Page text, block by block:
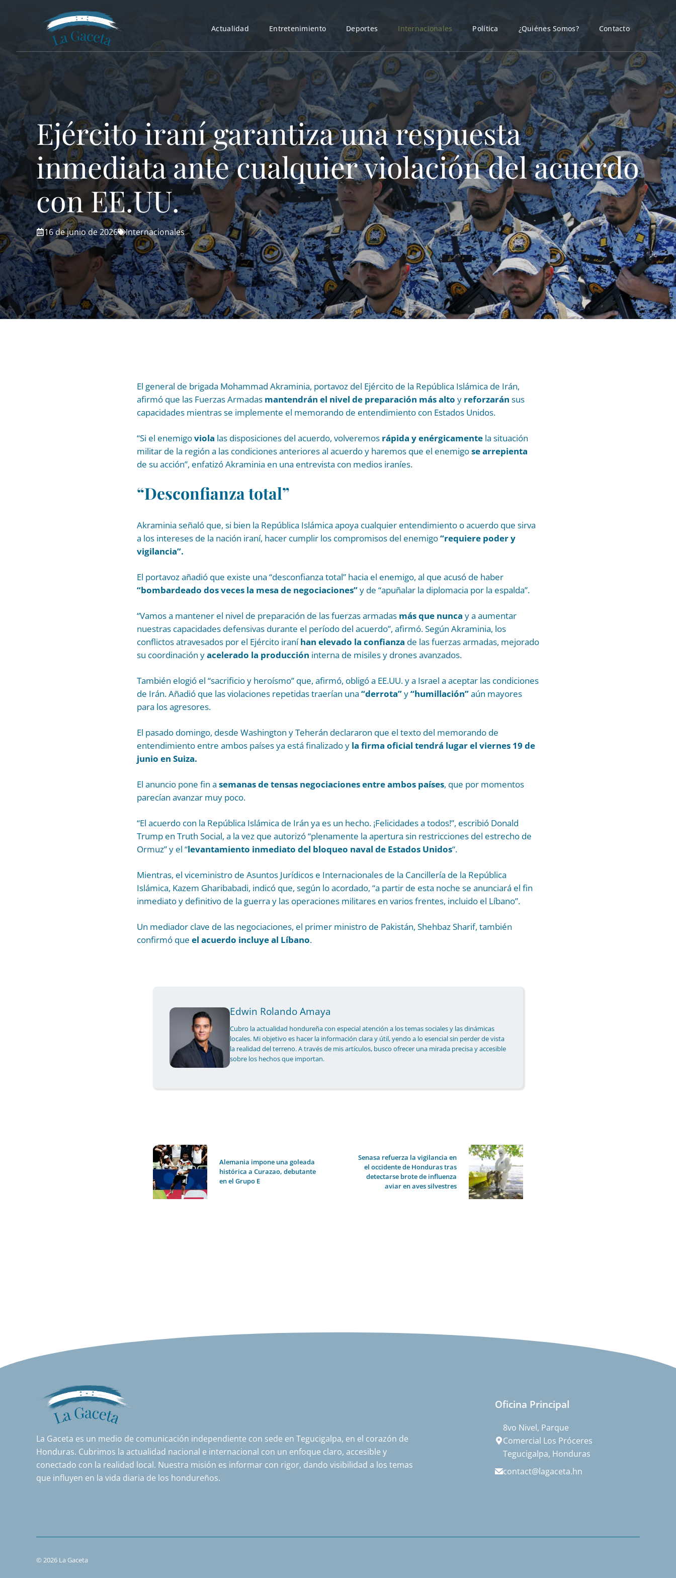
Actualidad Entretenimiento Deportes Internacionales Política ¿Quiénes Somos? Contacto
Ejército iraní garantiza una respuesta
inmediata ante cualquier violación del acuerdo
con EE.UU.
16 de junio de 2026 Internacionales
El general de brigada Mohammad Akraminia, portavoz del Ejército de la República Islámica de Irán,
afirmó que las Fuerzas Armadas mantendrán el nivel de preparación más alto y reforzarán sus
capacidades mientras se implemente el memorando de entendimiento con Estados Unidos.
“Si el enemigoviola las disposiciones del acuerdo, volveremos rápida y enérgicamente la situación
militar de la región a las condiciones anteriores al acuerdo y haremos que el enemigose arrepienta
de su acción”, enfatizó Akraminia en una entrevista con medios iraníes.
“Desconfianza total”
Akraminia señaló que, si bien la República Islámica apoya cualquier entendimiento o acuerdo que sirva
a los intereses de la nación iraní, hacer cumplir los compromisos del enemigo“requiere poder y
vigilancia”.
El portavoz añadió que existe una “desconfianza total” hacia el enemigo, al que acusó de haber
“bombardeado dos veces la mesa de negociaciones”y de “apuñalar la diplomacia por la espalda”.
“Vamos a mantener el nivel de preparación de las fuerzas armadas más que nunca y a aumentar
nuestras capacidades defensivas durante el período del acuerdo”, afirmó. Según Akraminia, los
conflictos atravesados por el Ejército iraníhan elevado la confianza de las fuerzas armadas, mejorado
su coordinación yacelerado la producción interna de misiles y drones avanzados.
También elogió el “sacrificio y heroísmo” que, afirmó, obligó a EE.UU. y a Israel a aceptar las condiciones
de Irán. Añadió que las violaciones repetidas traerían una “derrota”y“humillación”aún mayores
para los agresores.
El pasado domingo, desde Washington y Teherán declararon que el texto del memorando de
entendimiento entre ambos países ya está finalizado y la firma oficial tendrá lugar el viernes 19 de
junio en Suiza.
El anuncio pone fin a semanas detensas negociaciones entre ambos países, que por momentos
parecían avanzar muy poco.
“El acuerdo con la República Islámica de Irán ya es un hecho. ¡Felicidades a todos!”, escribió Donald
Trump en Truth Social, a la vez que autorizó “plenamente la apertura sin restricciones del estrecho de
Ormuz” y el “levantamiento inmediato del bloqueo naval de Estados Unidos“.
Mientras, el viceministro de Asuntos Jurídicos e Internacionales de la Cancillería de la República
Islámica, Kazem Gharibabadi, indicó que, según lo acordado, “a partir de esta noche se anunciará el fin
inmediato y definitivo de la guerra y las operaciones militares en varios frentes, incluido el Líbano”.
Un mediador clave de las negociaciones, el primer ministro de Pakistán, Shehbaz Sharif, también
confirmó que el acuerdo incluye al Líbano.
Edwin Rolando Amaya
Cubro la actualidad hondureña con especial atención a los temas sociales y las dinámicas
locales. Mi objetivo es hacer la información clara y útil, yendo a lo esencial sin perder de vista
la realidad del terreno. A través de mis artículos, busco ofrecer una mirada precisa y accesible
sobre los hechos que importan.
Alemania impone una goleada
histórica a Curazao, debutante
en el Grupo E
Senasa refuerza la vigilancia en
el occidente de Honduras tras
detectarse brote de influenza
aviar en aves silvestres
La Gaceta es un medio de comunicación independiente con sede en Tegucigalpa, en el corazón de
Honduras. Cubrimos la actualidad nacional e internacional con un enfoque claro, accesible y
conectado con la realidad local. Nuestra misión es informar con rigor, dando visibilidad a los temas
que influyen en la vida diaria de los hondureños.
Oficina Principal
8vo Nivel, Parque
Comercial Los Próceres
Tegucigalpa, Honduras
contact@lagaceta.hn
© 2026 La Gaceta